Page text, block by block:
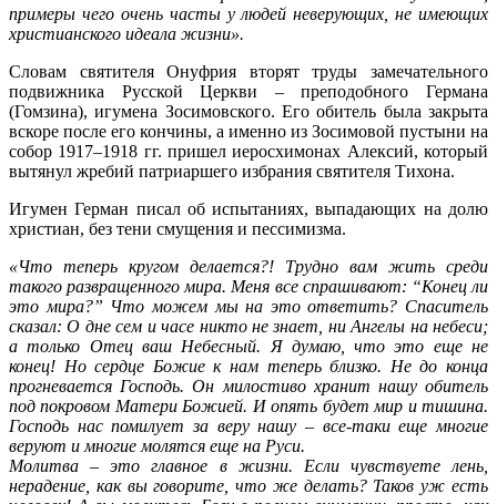
примеры чего очень часты у людей неверующих, не имеющих
христианского идеала жизни».
Словам святителя Онуфрия вторят труды замечательного
подвижника Русской Церкви – преподобного Германа
(Гомзина), игумена Зосимовского. Его обитель была закрыта
вскоре после его кончины, а именно из Зосимовой пустыни на
собор 1917–1918 гг. пришел иеросхимонах Алексий, который
вытянул жребий патриаршего избрания святителя Тихона.
Игумен Герман писал об испытаниях, выпадающих на долю
христиан, без тени смущения и пессимизма.
«Что теперь кругом делается?! Трудно вам жить среди
такого развращенного мира. Меня все спрашивают: “Конец ли
это мира?” Что можем мы на это ответить? Спаситель
сказал: О дне сем и часе никто не знает, ни Ангелы на небеси;
а только Отец ваш Небесный. Я думаю, что это еще не
конец! Но сердце Божие к нам теперь близко. Не до конца
прогневается Господь. Он милостиво хранит нашу обитель
под покровом Матери Божией. И опять будет мир и тишина.
Господь нас помилует за веру нашу – все-таки еще многие
веруют и многие молятся еще на Руси.
Молитва – это главное в жизни. Если чувствуете лень,
нерадение, как вы говорите, что же делать? Таков уж есть